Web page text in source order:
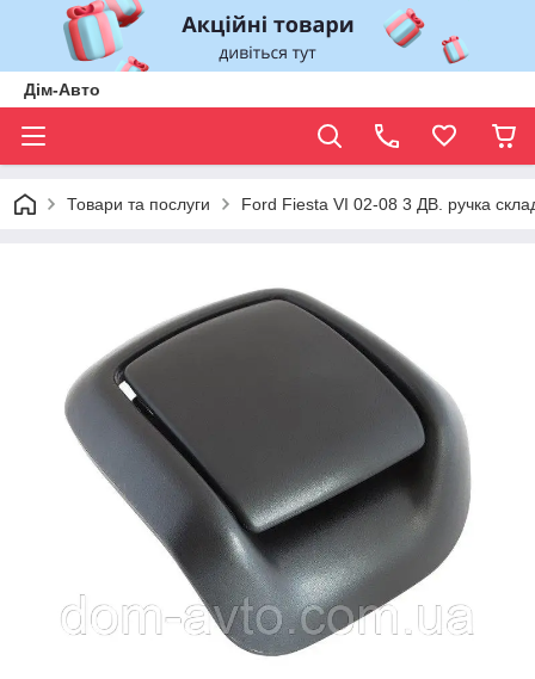
Дім-Авто
Товари та послуги Ford Fiesta VI 02-08 3 ДВ. ручка